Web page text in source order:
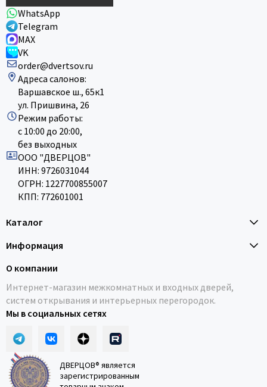
WhatsApp
Telegram
MAX
VK
order@dvertsov.ru
Адреса салонов:
Варшавское ш., 65к1
ул. Пришвина, 26
Режим работы:
с 10:00 до 20:00,
без выходных
ООО "ДВЕРЦОВ"
ИНН: 9726031044
ОГРН: 1227700855007
КПП: 772601001
Каталог
Информация
О компании
Интернет-магазин межкомнатных и входных дверей,
систем открывания и интерьерных перегородок.
Мы в социальных сетях
ДВЕРЦОВ® является
зарегистрированным